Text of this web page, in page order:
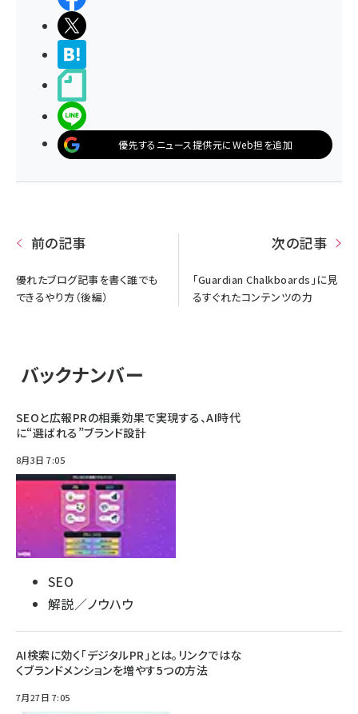
優先するニュース提供元にWeb担を追加
前の記事
優れたブログ記事を書く誰でも
できるやり方（後編）
次の記事
「Guardian Chalkboards」に見
るすぐれたコンテンツの力
バックナンバー
SEOと広報PRの相乗効果で実現する、AI時代
に“選ばれる”ブランド設計
8月3日 7:05
SEO
解説／ノウハウ
AI検索に効く「デジタルPR」とは。リンクではな
くブランドメンションを増やす5つの方法
7月27日 7:05